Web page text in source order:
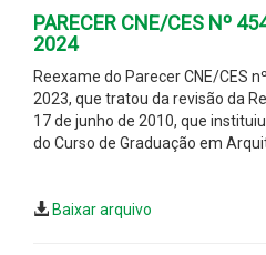
PARECER CNE/CES Nº
2024
Reexame do Parecer CNE/CES
2023, que tratou da revisão da
17 de junho de 2010, que
do Curso de Graduação em
Baixar arquivo